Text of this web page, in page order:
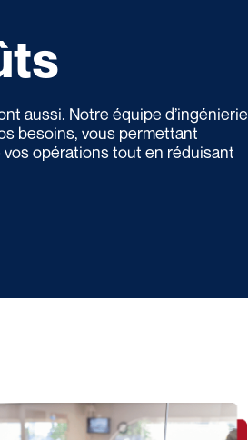
aussi. Notre équipe d’ingénierie
besoins, vous permettant
vos opérations tout en réduisant